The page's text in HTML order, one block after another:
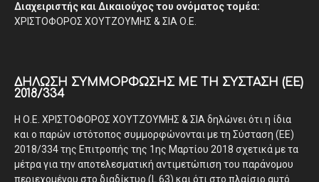
Διαχειριστής και Δικαιούχος του ονόματος τομέα:
ΧΡΙΣΤΟΦΟΡΟΣ ΧΟΥΤΖΟΥΜΗΣ & ΣΙΑ Ο.Ε.
ΔΉΛΩΣΗ ΣΥΜΜΌΡΦΩΣΗΣ ΜΕ ΤΗ ΣΎΣΤΑΣΗ (ΕΕ)
2018/334
Η Ο.Ε. ΧΡΙΣΤΟΦΟΡΟΣ ΧΟΥΤΖΟΥΜΗΣ & ΣΙΑ δηλώνει ότι η ίδια
και ο παρών ιστότοπος συμμορφώνονται με τη Σύσταση (ΕΕ)
2018/334 της Επιτροπής της 1ης Μαρτίου 2018 σχετικά με τα
μέτρα για την αποτελεσματική αντιμετώπιση του παράνομου
περιεχομένου στο διαδίκτυο (L 63) και ότι στο πλαίσιο αυτό